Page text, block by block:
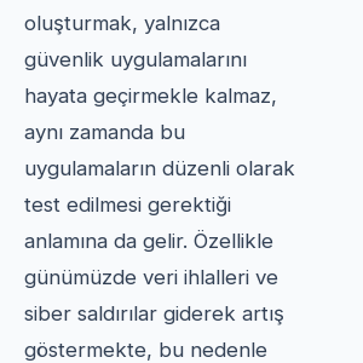
oluşturmak, yalnızca
güvenlik uygulamalarını
hayata geçirmekle kalmaz,
aynı zamanda bu
uygulamaların düzenli olarak
test edilmesi gerektiği
anlamına da gelir. Özellikle
günümüzde veri ihlalleri ve
siber saldırılar giderek artış
göstermekte, bu nedenle